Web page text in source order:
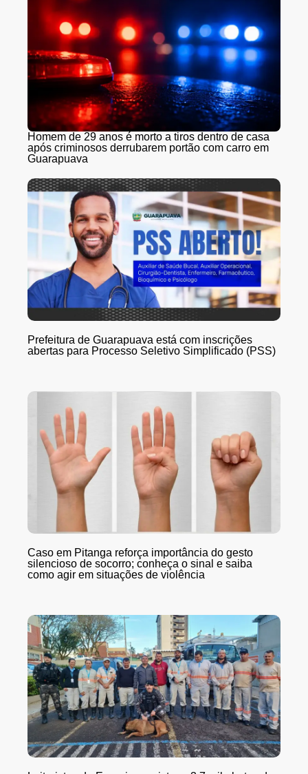
Homem de 29 anos é morto a tiros dentro de casa
após criminosos derrubarem portão com carro em
Guarapuava
Prefeitura de Guarapuava está com inscrições
abertas para Processo Seletivo Simplificado (PSS)
Caso em Pitanga reforça importância do gesto
silencioso de socorro; conheça o sinal e saiba
como agir em situações de violência